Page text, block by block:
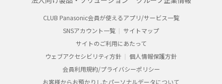
CLUB Panasonic会員が使えるアプリ/サービス一覧
SNSアカウント一覧
サイトマップ
サイトのご利用にあたって
ウェブアクセシビリティ方針
個人情報保護方針
会員利用規約/プライバシーポリシー
お客様からお預かりしたパーソナルデータについて